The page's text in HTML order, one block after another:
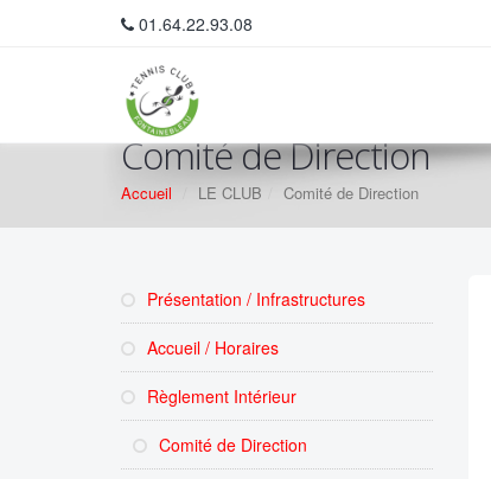
01.64.22.93.08
Comité de Direction
Accueil LE CLUB Comité de Direction
Présentation / Infrastructures
Accueil / Horaires
Règlement Intérieur
Comité de Direction